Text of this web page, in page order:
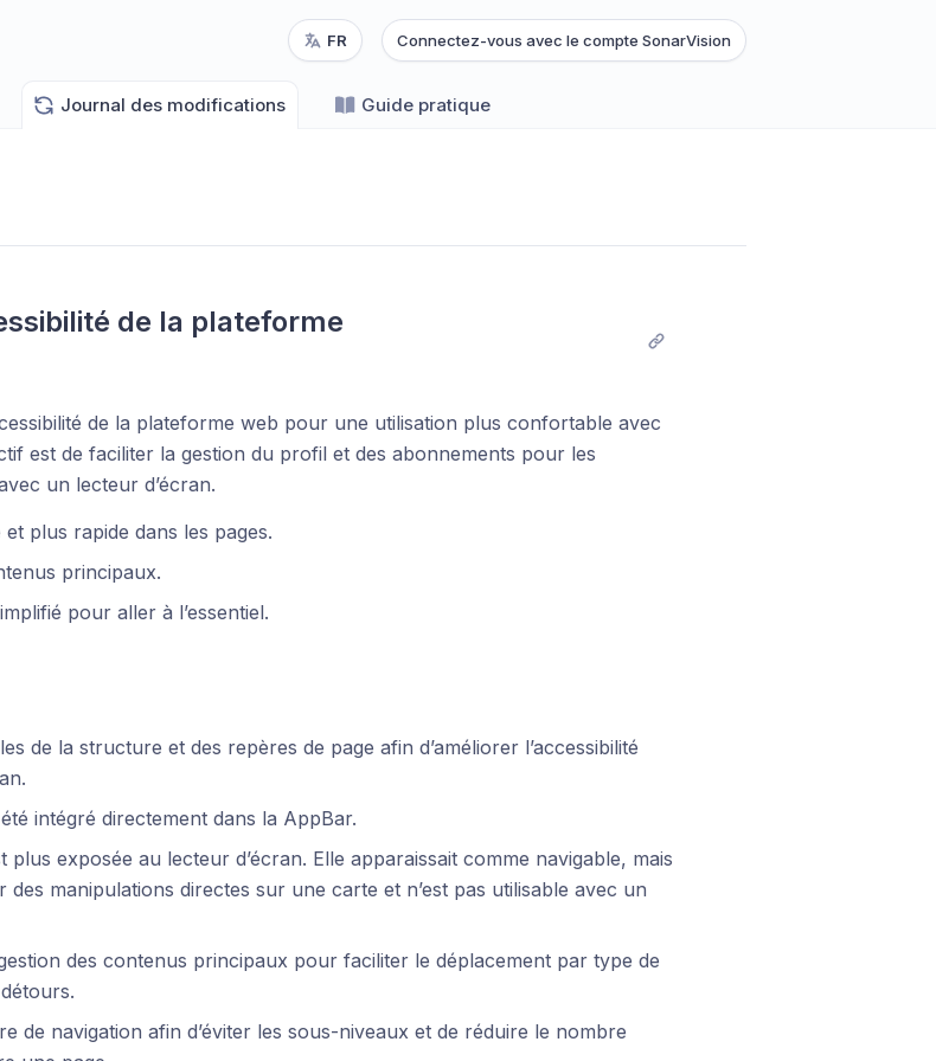
FR Connectez-vous avec le compte SonarVision
Journal des modifications Guide pratique
de la plateforme
de la plateforme web pour une utilisation plus confortable avec
est de faciliter la gestion du profil et des abonnements pour les
un lecteur d’écran.
plus rapide dans les pages.
principaux.
pour aller à l’essentiel.
de la structure et des repères de page afin d’améliorer l’accessibilité
intégré directement dans la AppBar.
plus exposée au lecteur d’écran. Elle apparaissait comme navigable, mais
manipulations directes sur une carte et n’est pas utilisable avec un
des contenus principaux pour faciliter le déplacement par type de
de navigation afin d’éviter les sous-niveaux et de réduire le nombre